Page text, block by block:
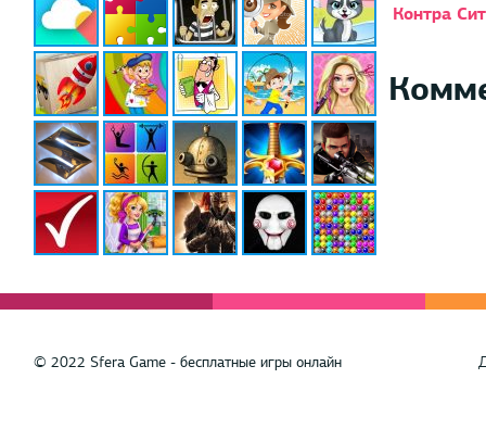
Контра
© 2022 Sfera Game - бесплатные игры онлайн